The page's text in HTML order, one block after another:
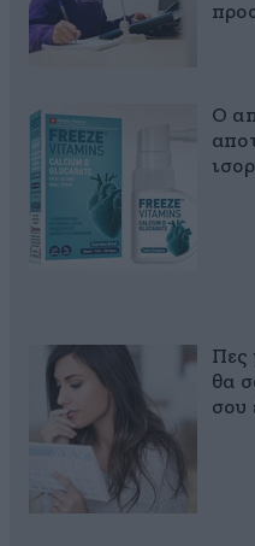
Ο
Πες
θα
σου